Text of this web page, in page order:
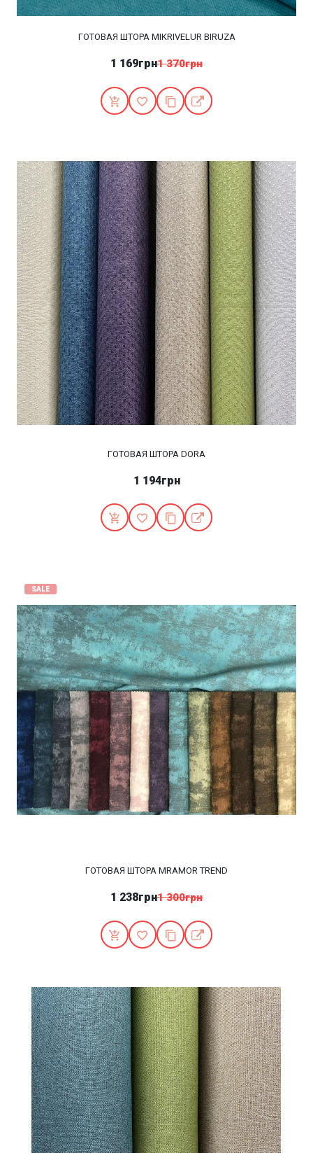
ГОТОВАЯ ШТОРА MIKRIVELUR BIRUZA
1 169грн1 370грн
ГОТОВАЯ ШТОРА DORA
1 194грн
SALE
ГОТОВАЯ ШТОРА MRAMOR TREND
1 238грн1 300грн